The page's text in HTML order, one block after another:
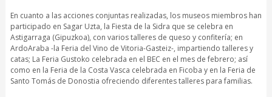
En cuanto a las acciones conjuntas realizadas, los museos miembros han
participado en Sagar Uzta, la Fiesta de la Sidra que se celebra en
Astigarraga (Gipuzkoa), con varios talleres de queso y confitería; en
ArdoAraba -la Feria del Vino de Vitoria-Gasteiz-, impartiendo talleres y
catas; La Feria Gustoko celebrada en el BEC en el mes de febrero; así
como en la Feria de la Costa Vasca celebrada en Ficoba y en la Feria de
Santo Tomás de Donostia ofreciendo diferentes talleres para familias.